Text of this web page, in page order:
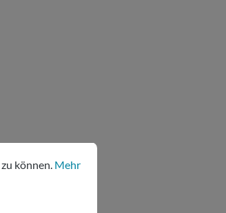
Mehr Informationen ...
können. Mehr